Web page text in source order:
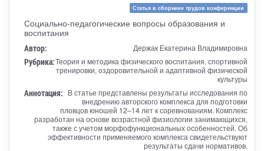
Статья в сборнике трудов конференции
Социально-педагогические вопросы образования и
воспитания
Автор: Держак Екатерина Владимировна
Рубрика:Теория и методика физического воспитания, спортивной
тренировки, оздоровительной и адаптивной физической
культуры
Аннотация: В статье представлены результаты исследования по
внедрению авторского комплекса для подготовки
пловцов юношей 12–14 лет к соревнованиям. Комплекс
разработан на основе возрастной физиологии занимающихся,
также с учетом морфофункциональных особенностей. Об
эффективности применяемого комплекса свидетельствуют
результаты сдачи нормативов.